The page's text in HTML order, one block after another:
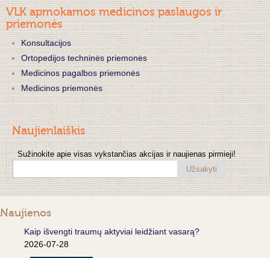
VLK apmokamos medicinos paslaugos ir
priemonės
Konsultacijos
Ortopedijos techninės priemonės
Medicinos pagalbos priemonės
Medicinos priemonės
Naujienlaiškis
Sužinokite apie visas vykstančias akcijas ir naujienas pirmieji!
Užsakyti
Naujienos
Kaip išvengti traumų aktyviai leidžiant vasarą?
2026-07-28